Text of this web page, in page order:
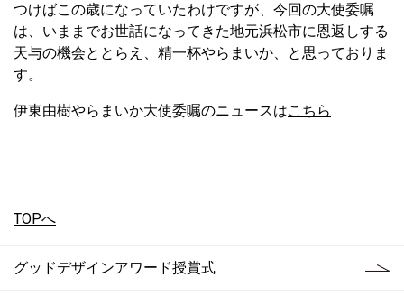
つけばこの歳になっていたわけですが、今回の大使委嘱
は、いままでお世話になってきた地元浜松市に恩返しする
天与の機会ととらえ、精一杯やらまいか、と思っておりま
す。
伊東由樹やらまいか大使委嘱のニュースはこちら
TOPへ
グッドデザインアワード授賞式